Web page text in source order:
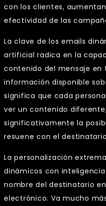
con los clientes,
efectividad de las
La clave de los emails
artificial radica en la
contenido del mensaje en
información disponible
significa que cada
ver un contenido
significativamente la
resuene con el
La personalización
dinámicos con
nombre del destinatario
electrónico. Va mucho